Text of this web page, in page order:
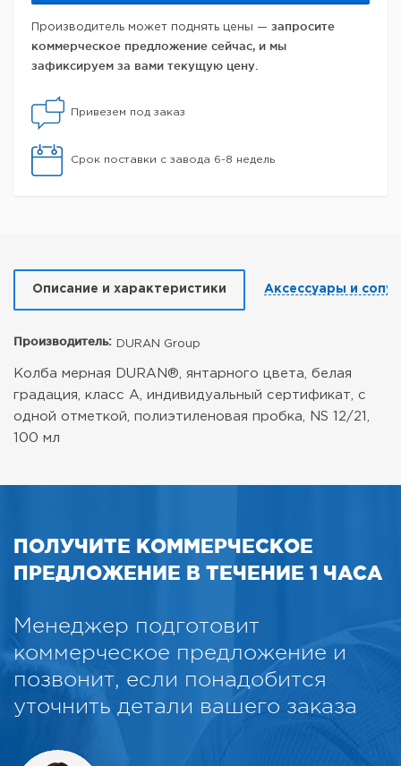
Производитель может поднять цены — запросите
коммерческое предложение сейчас, и мы
зафиксируем за вами текущую цену.
Привезем под заказ
Срок поставки с завода 6-8 недель
Описание и характеристики Аксессуары и
Производитель: DURAN Group
Колба мерная DURAN®, янтарного цвета, белая
градация, класс А, индивидуальный сертификат, с
одной отметкой, полиэтиленовая пробка, NS 12/21,
100 мл
ПОЛУЧИТЕ КОММЕРЧЕСКОЕ
ПРЕДЛОЖЕНИЕ В ТЕЧЕНИЕ 1 ЧАСА
Менеджер подготовит
коммерческое предложение и
позвонит, если понадобится
уточнить детали вашего заказа